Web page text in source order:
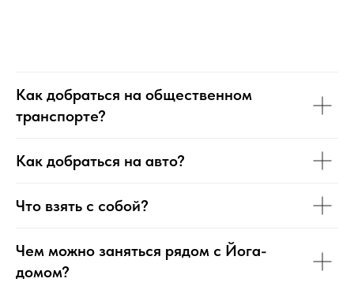
Как добраться на общественном
транспорте?
Как добраться на авто?
Что взять с собой?
Чем можно заняться рядом с Йога-
домом?